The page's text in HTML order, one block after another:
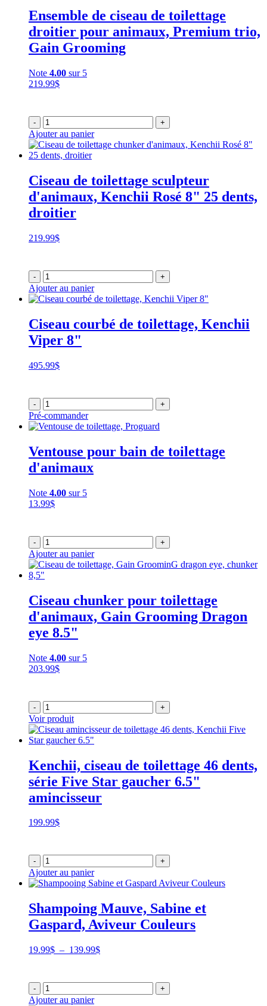
Ensemble de ciseau de toilettage
droitier pour animaux, Premium trio,
Gain Grooming
Note 4.00 sur 5
219.99$
- +
Ajouter au panier
Ciseau de toilettage sculpteur
d'animaux, Kenchii Rosé 8" 25 dents,
droitier
219.99$
- +
Ajouter au panier
Ciseau courbé de toilettage, Kenchii
Viper 8"
495.99$
- +
Pré-commander
Ventouse pour bain de toilettage
d'animaux
Note 4.00 sur 5
13.99$
- +
Ajouter au panier
Ciseau chunker pour toilettage
d'animaux, Gain Grooming Dragon
eye 8.5"
Note 4.00 sur 5
203.99$
- +
Voir produit
Kenchii, ciseau de toilettage 46 dents,
série Five Star gaucher 6.5"
amincisseur
199.99$
- +
Ajouter au panier
Shampoing Mauve, Sabine et
Gaspard, Aviveur Couleurs
19.99$ – 139.99$Plage
19.99$
à
- +
Ajouter au panier